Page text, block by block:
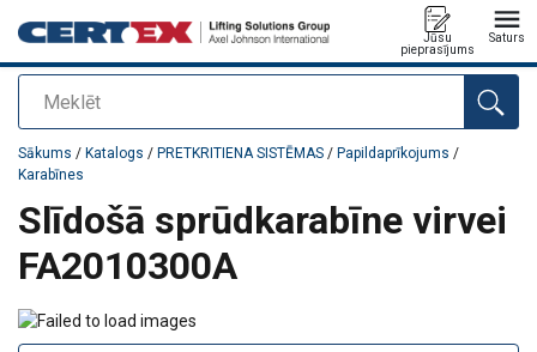
Meklēt
Jūsu
pieprasījums
Saturs
Pievienots jūsu pasūtījumam
Sākums / Katalogs / PRETKRITIENA SISTĒMAS / Papildaprīkojums /
Karabīnes
Slīdošā sprūdkarabīne virvei
FA2010300A